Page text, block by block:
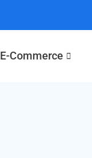
E-Commerce